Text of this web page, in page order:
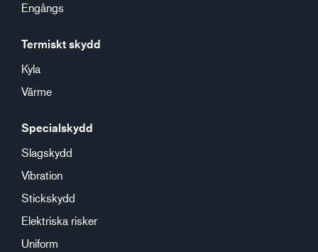
Engångs
Termiskt skydd
Kyla
Värme
Specialskydd
Slagskydd
Vibration
Stickskydd
Elektriska risker
Uniform